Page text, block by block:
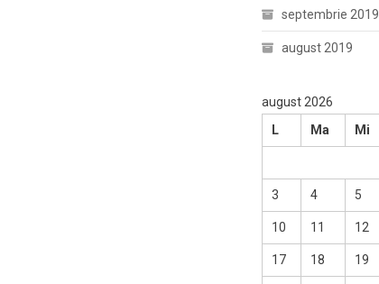
septembrie 2019
august 2019
august 2026
L
Ma Mi
3 4 5
10 11 12
17 18 19